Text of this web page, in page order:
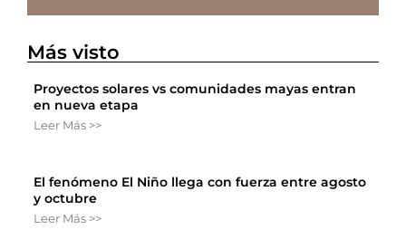
Más visto
Proyectos solares vs comunidades mayas entran
en nueva etapa
Leer Más >>
El fenómeno El Niño llega con fuerza entre agosto
y octubre
Leer Más >>